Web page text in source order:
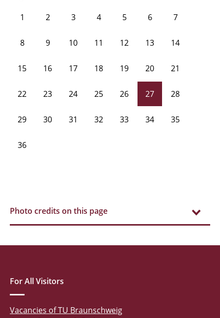
1 2 3 4 5 6 7
8 9 10 11 12 13 14
15 16 17 18 19 20 21
22 23 24 25 26 27 28
29 30 31 32 33 34 35
36
Photo credits on this page
For All Visitors
Vacancies of TU Braunschweig